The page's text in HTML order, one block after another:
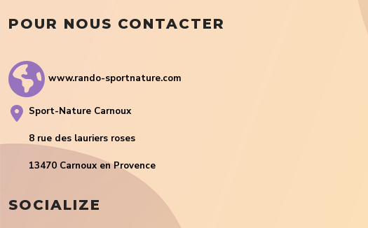
POUR NOUS CONTACTER
www.rando-sportnature.com
Sport-Nature Carnoux
8 rue des lauriers roses
13470 Carnoux en Provence
SOCIALIZE